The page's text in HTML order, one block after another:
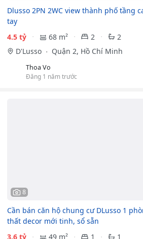
Dlusso 2PN 2WC view thành phố tầng
tay
4.5 tỷ
68 m² 2
2
D'Lusso
Quận 2, Hồ Chí Minh
Thoa Vo
Đăng 1 năm trước
8
Cần bán căn hộ chung cư DLusso 1
thất decor mới tinh, sổ sẵn
3.6 tỷ
49 m² 1 1